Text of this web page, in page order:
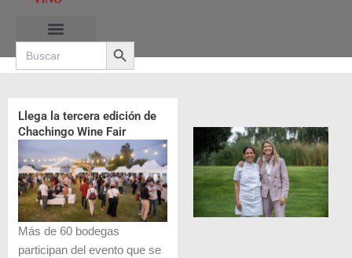
contenido
Search
for:
Search Button
Llega la tercera edición de
Chachingo Wine Fair
Más de 60 bodegas
participan del evento que se